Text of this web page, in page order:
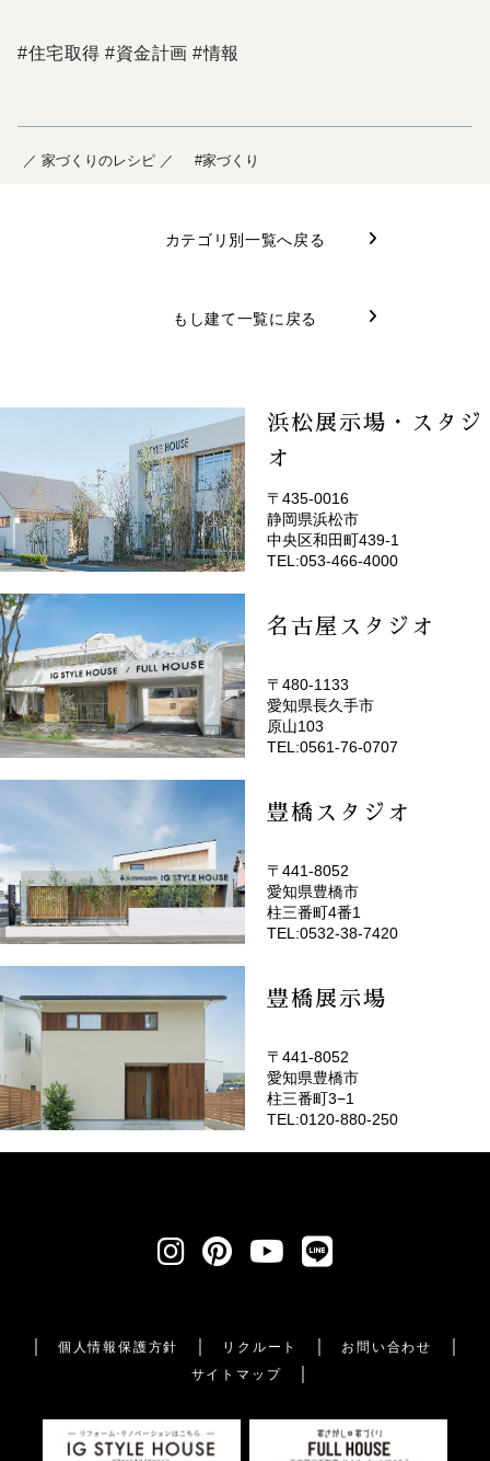
#住宅取得 #資金計画 #情報
／ 家づくりのレシピ ／ #家づくり
カテゴリ別一覧へ戻る
もし建て一覧に戻る
浜松展示場・スタジ
オ
(EMOTOP浜松)
〒435-0016
静岡県浜松市
中央区和田町439-1
TEL:053-466-4000
名古屋スタジオ
(EMOTOP名古屋)
〒480-1133
愛知県長久手市
原山103
TEL:0561-76-0707
豊橋スタジオ
(EMOTOP豊橋)
〒441-8052
愛知県豊橋市
柱三番町4番1
TEL:0532-38-7420
豊橋展示場
〒441-8052
愛知県豊橋市
柱三番町3−1
TEL:0120-880-250
個人情報保護方針 リクルート
お問い合わせ
サイトマップ